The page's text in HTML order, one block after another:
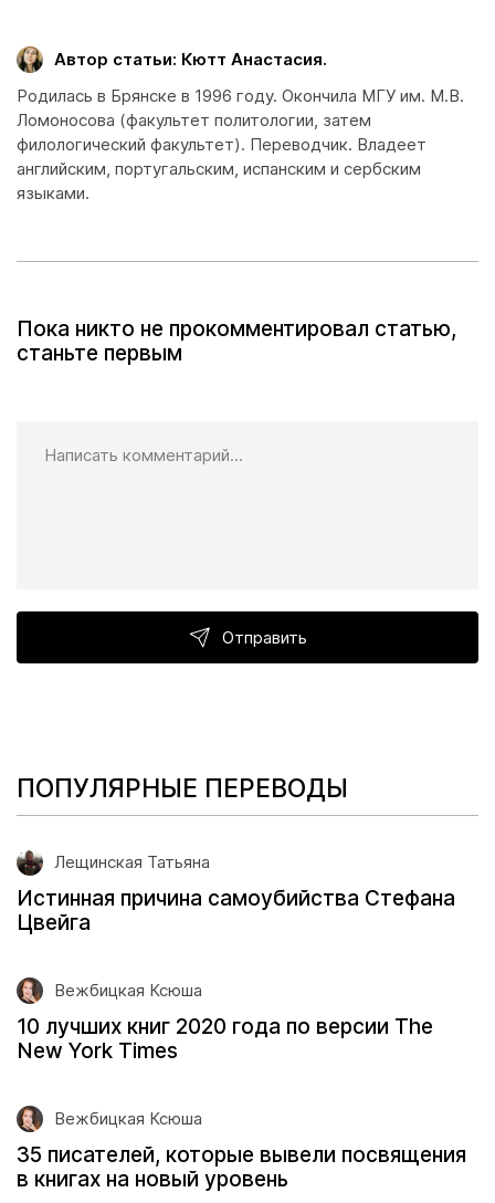
Автор статьи: Кютт Анастасия.
Родилась в Брянске в 1996 году. Окончила МГУ им. М.В.
Ломоносова (факультет политологии, затем
филологический факультет). Переводчик. Владеет
английским, португальским, испанским и сербским
языками.
Пока никто не прокомментировал статью,
станьте первым
Отправить
ПОПУЛЯРНЫЕ ПЕРЕВОДЫ
Лещинская Татьяна
Истинная причина самоубийства Стефана
Цвейга
Вежбицкая Ксюша
10 лучших книг 2020 года по версии The
New York Times
Вежбицкая Ксюша
35 писателей, которые вывели посвящения
в книгах на новый уровень